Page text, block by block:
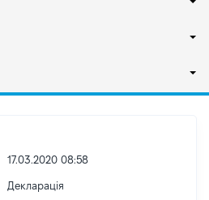
17.03.2020 08:58
Декларація